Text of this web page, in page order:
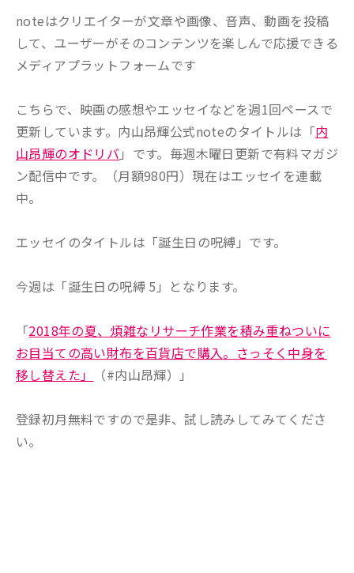
noteはクリエイターが文章や画像、音声、動画を投稿
して、ユーザーがそのコンテンツを楽しんで応援できる
メディアプラットフォームです
こちらで、映画の感想やエッセイなどを週1回ペースで
更新しています。内山昂輝公式noteのタイトルは「内
山昂輝のオドリバ 」です。毎週木曜日更新で有料マガジ
ン配信中です。（月額980円）現在はエッセイを連載
中。
エッセイのタイトルは「誕生日の呪縛」です。
今週は「誕生日の呪縛 5」となります。
「2018年の夏、煩雑なリサーチ作業を積み重ねついに
お目当ての高い財布を百貨店で購入。さっそく中身を
移し替えた」
（#内山昂輝）」
登録初月無料ですので是非、試し読みしてみてくださ
い。